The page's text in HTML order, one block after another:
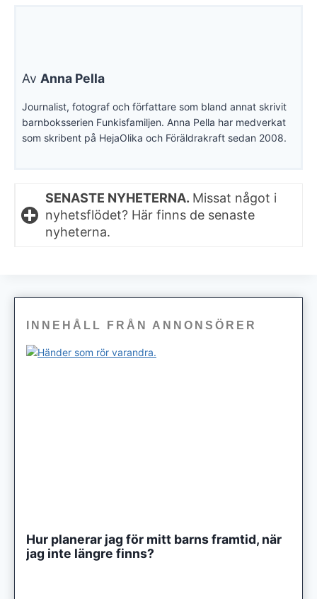
Av Anna Pella
Journalist, fotograf och författare som bland annat skrivit
barnboksserien Funkisfamiljen. Anna Pella har medverkat
som skribent på HejaOlika och Föräldrakraft sedan 2008.
SENASTE NYHETERNA. Missat något i
nyhetsflödet? Här finns de senaste
nyheterna.
INNEHÅLL FRÅN ANNONSÖRER
Hur planerar jag för mitt barns framtid, när
jag inte längre finns?